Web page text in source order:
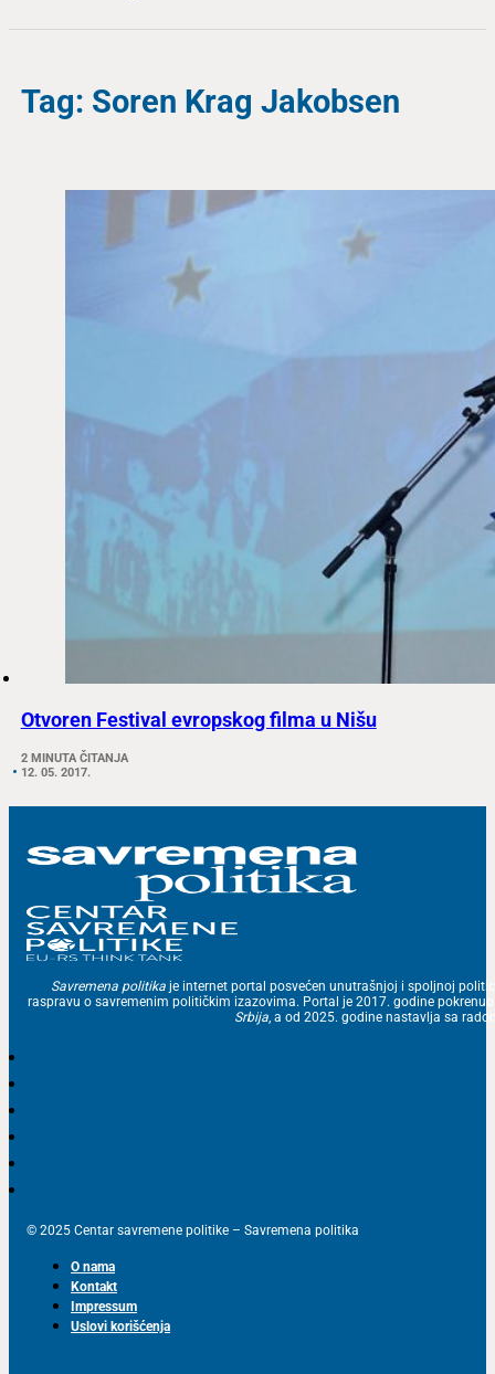
Tag: Soren Krag Jakobsen
Otvoren Festival evropskog filma u Nišu
2 MINUTA ČITANJA
12. 05. 2017.
Savremena politika je internet portal posvećen unutrašnjoj i spoljnoj
raspravu o savremenim političkim izazovima. Portal je 2017. godine
Srbija, a od 2025. godine nastavlja sa
© 2025 Centar savremene politike – Savremena politika
O nama
Kontakt
Impressum
Uslovi korišćenja